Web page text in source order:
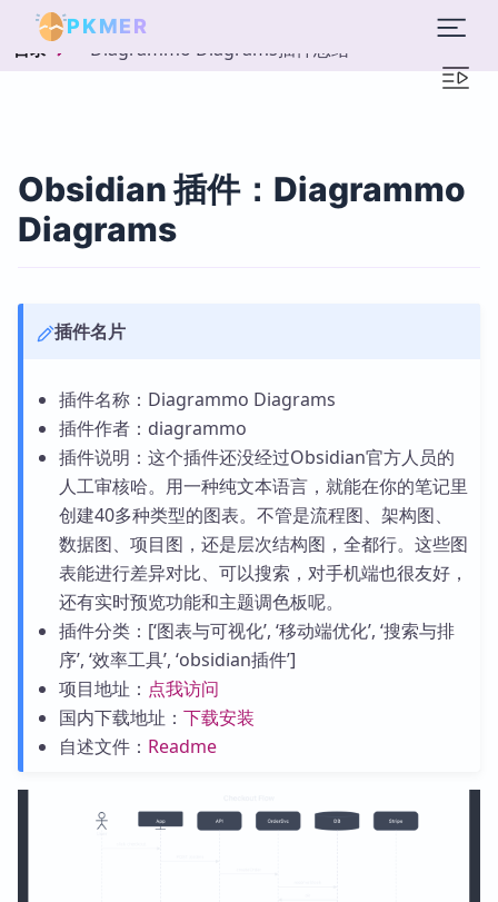
PKMER
目录 Diagrammo Diagrams插件总结
Obsidian 插件：Diagrammo
Diagrams
插件名片
插件名称：Diagrammo Diagrams
插件作者：diagrammo
插件说明：这个插件还没经过Obsidian官方人员的
人工审核哈。用一种纯文本语言，就能在你的笔记里
创建40多种类型的图表。不管是流程图、架构图、
数据图、项目图，还是层次结构图，全都行。这些图
表能进行差异对比、可以搜索，对手机端也很友好，
还有实时预览功能和主题调色板呢。
插件分类：[‘图表与可视化’, ‘移动端优化’, ‘搜索与排
序’, ‘效率工具’, ‘obsidian插件’]
项目地址： 点我访问
国内下载地址： 下载安装
自述文件： Readme